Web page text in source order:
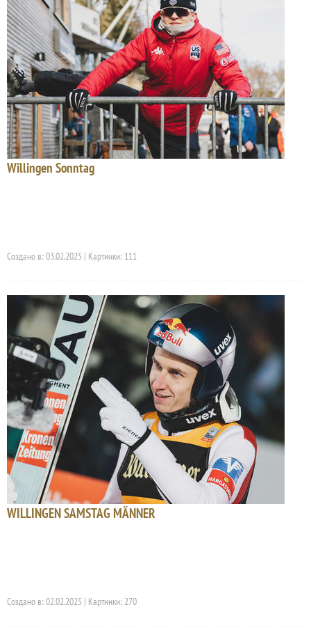
Willingen Sonntag
Создано в: 03.02.2025 | Картинки: 111
WILLINGEN SAMSTAG MÄNNER
Создано в: 02.02.2025 | Картинки: 270